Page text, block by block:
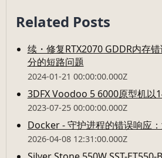
Related Posts
续・修复RTX2070 GDDR内存
分的短路问题
2024-01-21 00:00:00.000Z
3DFX Voodoo 5 6000原型机以
2023-07-25 00:00:00.000Z
Docker - 守护进程的错误响应
2026-04-08 12:31:00.000Z